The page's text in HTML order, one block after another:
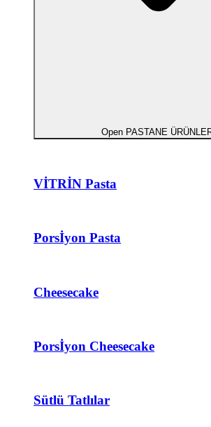
Open PASTANE
VİTRİN Pasta
Porsİyon Pasta
Cheesecake
Porsİyon Cheesecake
Sütlü Tatlılar